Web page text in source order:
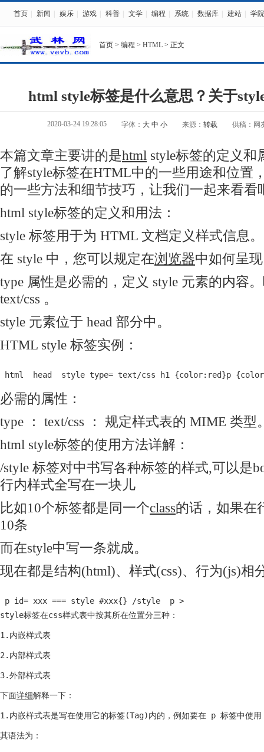
首页 新闻 娱乐 游戏 科普 文学 编程 系统 数据库 建站 学院
首页 > 编程 > HTML > 正文
html style标签是什么意思？关于
2020-03-24 19:28:05 字体： 大 中 小 来源： 转载 供稿：网
本篇文章主要讲的是html style标签的定义和
了解style标签在HTML中的一些用途和位置
的一些方法和细节技巧，让我们一起来看看
html style标签的定义和用法：
style 标签用于为 HTML 文档定义样式信息。
在 style 中，您可以规定在浏览器中如何呈
type 属性是必需的，定义 style 元素的内容
text/css 。
style 元素位于 head 部分中。
HTML style 标签实例：
html  head  style type= text/css h1 {color:red}p
必需的属性：
type ： text/css ： 规定样式表的 MIME 类型
html style标签的使用方法详解：
/style 标签对中书写各种标签的样式,可以是
行内样式全写在一块儿
比如10个标签都是同一个class的话，如果在
10条
而在style中写一条就成。
现在都是结构(html)、样式(css)、行为(js)相
p id= xxx === style #xxx{} /style  p >
style标签在css样式表中按其所在位置分三种：
1.内嵌样式表
2.内部样式表
3.外部样式表
下面详细解释一下：
1.内嵌样式表是写在使用它的标签(Tag)内的，例如要在 p 标签中使用
其语法为：